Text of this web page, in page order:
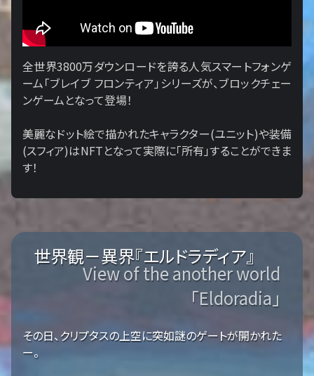
全世界3800万ダウンロードを誇る人気スマートフォンゲ
ーム「ブレイブ フロンティア」シリーズが、ブロックチェー
ンゲームとなって登場！
美麗なドット絵で描かれたキャラクター(ユニット)や装備
(スフィア)はNFTとなって実際に「所有」することができま
す！
世界観－異界『エルドラディア』
View of the another world
「Eldoradia」
その日、クリプタスの上空に突如謎のゲートが開かれた
ー。